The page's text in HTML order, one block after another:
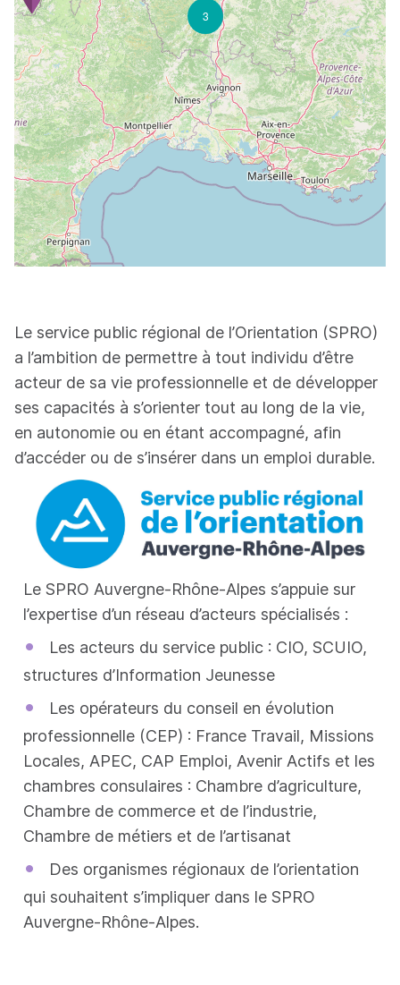
3
Le service public régional de l’Orientation (SPRO)
a l’ambition de permettre à tout individu d’être
acteur de sa vie professionnelle et de développer
ses capacités à s’orienter tout au long de la vie,
en autonomie ou en étant accompagné, afin
d’accéder ou de s’insérer dans un emploi durable.
Le SPRO Auvergne-Rhône-Alpes s’appuie sur
l’expertise d’un réseau d’acteurs spécialisés :
•
Les acteurs du service public : CIO, SCUIO,
structures d’Information Jeunesse
•
Les opérateurs du conseil en évolution
professionnelle (CEP) : France Travail, Missions
Locales, APEC, CAP Emploi, Avenir Actifs et les
chambres consulaires : Chambre d’agriculture,
Chambre de commerce et de l’industrie,
Chambre de métiers et de l’artisanat
•
Des organismes régionaux de l’orientation
qui souhaitent s’impliquer dans le SPRO
Auvergne-Rhône-Alpes.